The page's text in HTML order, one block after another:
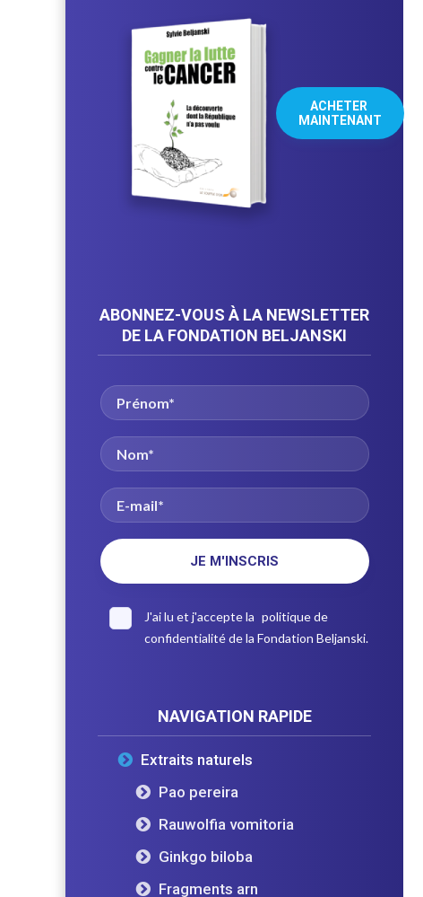
ACHETER
MAINTENANT
ABONNEZ-VOUS À LA NEWSLETTER
DE LA FONDATION BELJANSKI
J'ai lu et j'accepte la politique de
confidentialitéde la Fondation Beljanski.
NAVIGATION RAPIDE
Extraits naturels
Pao pereira
Rauwolfia vomitoria
Ginkgo biloba
Fragments arn